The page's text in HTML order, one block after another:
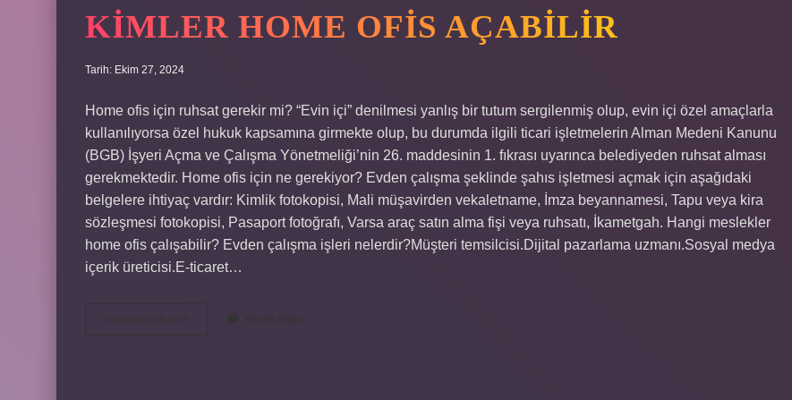
KIMLER HOME OFIS AÇABILIR
Tarih: Ekim 27, 2024
Home ofis için ruhsat gerekir mi? “Evin içi” denilmesi yanlış bir tutum sergilenmiş olup, evin içi özel amaçlarla
kullanılıyorsa özel hukuk kapsamına girmekte olup, bu durumda ilgili ticari işletmelerin Alman Medeni Kanunu
(BGB) İşyeri Açma ve Çalışma Yönetmeliği’nin 26. maddesinin 1. fıkrası uyarınca belediyeden ruhsat alması
gerekmektedir. Home ofis için ne gerekiyor? Evden çalışma şeklinde şahıs işletmesi açmak için aşağıdaki
belgelere ihtiyaç vardır: Kimlik fotokopisi, Mali müşavirden vekaletname, İmza beyannamesi, Tapu veya kira
sözleşmesi fotokopisi, Pasaport fotoğrafı, Varsa araç satın alma fişi veya ruhsatı, İkametgah. Hangi meslekler
home ofis çalışabilir? Evden çalışma işleri nelerdir?Müşteri temsilcisi.Dijital pazarlama uzmanı.Sosyal medya
içerik üreticisi.E-ticaret…